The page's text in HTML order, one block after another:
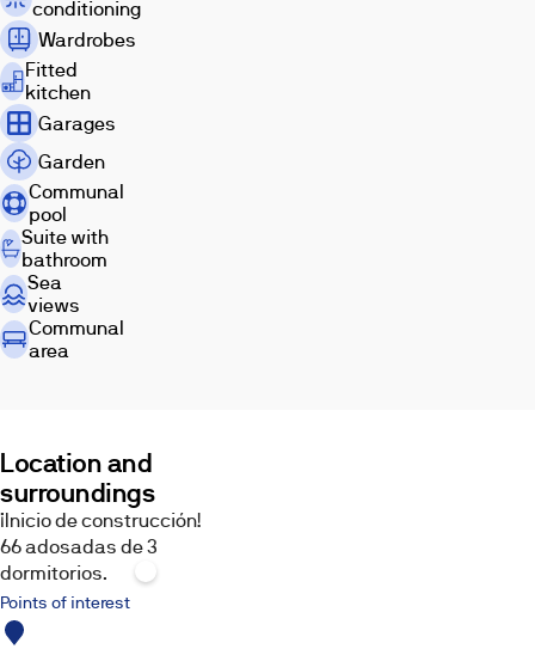
Puerto
Banús
y
Marbella.
conditioning
Wardrobes
Fitted
kitchen
Garages
Garden
Communal
pool
Suite with
bathroom
Sea
views
Communal
area
Location and
surroundings
¡Inicio de construcción!
66 adosadas de 3
dormitorios.
Points of interest
Images
Living
Kitchen Pool